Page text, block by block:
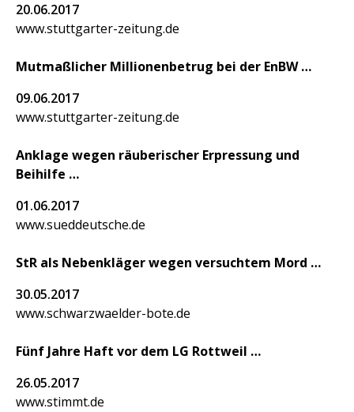
20.06.2017
www.stuttgarter-zeitung.de
Mutmaßlicher Millionenbetrug bei der EnBW
09.06.2017
www.stuttgarter-zeitung.de
Anklage wegen räuberischer Erpressung und
Beihilfe
01.06.2017
www.sueddeutsche.de
StR als Nebenkläger wegen versuchtem Mord
30.05.2017
www.schwarzwaelder-bote.de
Fünf Jahre Haft vor dem LG Rottweil
26.05.2017
www.stimmt.de